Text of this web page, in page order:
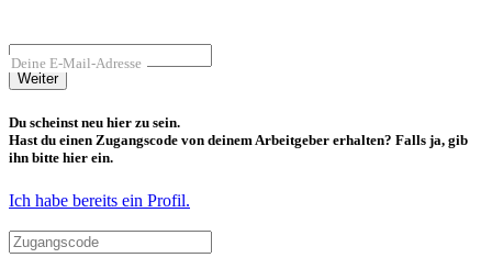
Deine E-Mail-Adresse
Weiter
Du scheinst neu hier zu sein.
Hast du einen Zugangscode von deinem Arbeitgeber erhalten? Falls ja, gib
ihn bitte hier ein.
Ich habe bereits ein Profil.